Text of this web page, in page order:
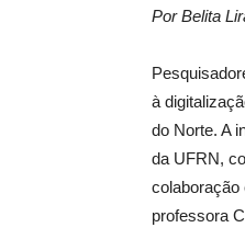
Por Belita
à
do Norte. A
da UFRN,
colaboração
professora